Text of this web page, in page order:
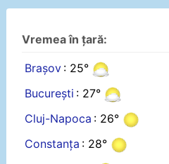
Vremea în țară:
Brașov : 25°
București : 27°
Cluj-Napoca : 26°
Constanța : 28°